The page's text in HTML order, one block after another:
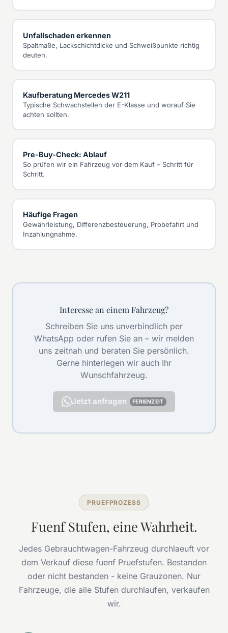
Unfallschaden erkennen
Spaltmaße, Lackschichtdicke und Schweißpunkte richtig
deuten.
Kaufberatung Mercedes W211
Typische Schwachstellen der E-Klasse und worauf Sie
achten sollten.
Pre-Buy-Check: Ablauf
So prüfen wir ein Fahrzeug vor dem Kauf – Schritt für
Schritt.
Häufige Fragen
Gewährleistung, Differenzbesteuerung, Probefahrt und
Inzahlungnahme.
Interesse an einem Fahrzeug?
Schreiben Sie uns unverbindlich per
WhatsApp oder rufen Sie an – wir melden
uns zeitnah und beraten Sie persönlich.
Gerne hinterlegen wir auch Ihr
Wunschfahrzeug.
Jetzt anfragen FERIENZEIT
PRUEFPROZESS
Fuenf Stufen, eine Wahrheit.
Jedes Gebrauchtwagen-Fahrzeug durchlaeuft vor
dem Verkauf diese fuenf Pruefstufen. Bestanden
oder nicht bestanden - keine Grauzonen. Nur
Fahrzeuge, die alle Stufen durchlaufen, verkaufen
wir.